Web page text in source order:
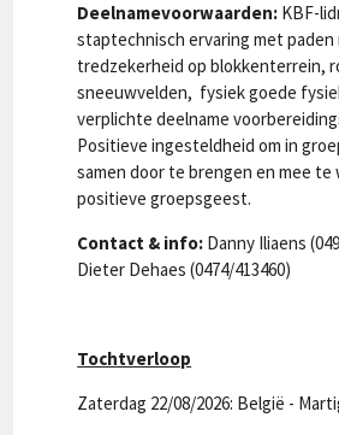
Deelnamevoorwaarden: KBF-
staptechnisch ervaring met paden
tredzekerheid op blokkenterrein,
sneeuwvelden, fysiek goede
verplichte deelname
Positieve ingesteldheid om in
samen door te brengen en mee te
positieve groepsgeest.
Contact & info: Danny Iliaens
Dieter Dehaes (0474/413460)
Tochtverloop
Zaterdag 22/08/2026: België -